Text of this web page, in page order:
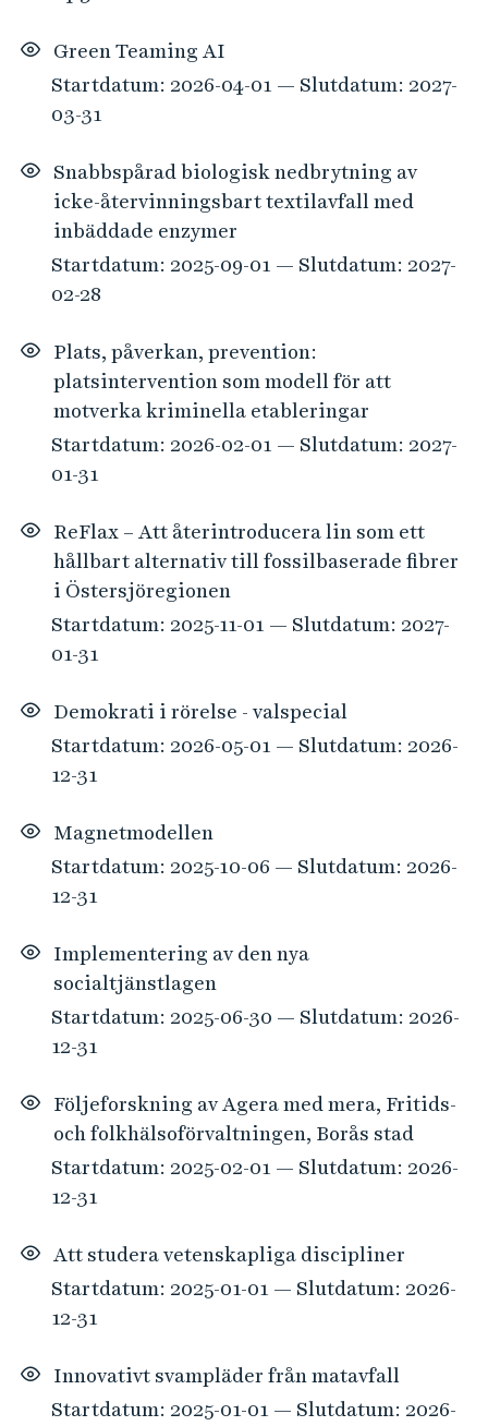
Green Teaming AI
Startdatum: 2026-04-01 — Slutdatum: 2027-
03-31
Snabbspårad biologisk nedbrytning av
icke-återvinningsbart textilavfall med
inbäddade enzymer
Startdatum: 2025-09-01 — Slutdatum: 2027-
02-28
Plats, påverkan, prevention:
platsintervention som modell för att
motverka kriminella etableringar
Startdatum: 2026-02-01 — Slutdatum: 2027-
01-31
ReFlax – Att återintroducera lin som ett
hållbart alternativ till fossilbaserade fibrer
i Östersjöregionen
Startdatum: 2025-11-01 — Slutdatum: 2027-
01-31
Demokrati i rörelse - valspecial
Startdatum: 2026-05-01 — Slutdatum: 2026-
12-31
Magnetmodellen
Startdatum: 2025-10-06 — Slutdatum: 2026-
12-31
Implementering av den nya
socialtjänstlagen
Startdatum: 2025-06-30 — Slutdatum: 2026-
12-31
Följeforskning av Agera med mera, Fritids-
och folkhälsoförvaltningen, Borås stad
Startdatum: 2025-02-01 — Slutdatum: 2026-
12-31
Att studera vetenskapliga discipliner
Startdatum: 2025-01-01 — Slutdatum: 2026-
12-31
Innovativt svampläder från matavfall
Startdatum: 2025-01-01 — Slutdatum: 2026-